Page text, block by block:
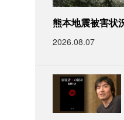
熊本地震被害状
2026.08.07